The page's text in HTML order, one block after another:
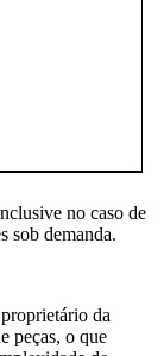
no caso de
sob demanda.
da
peças, o que